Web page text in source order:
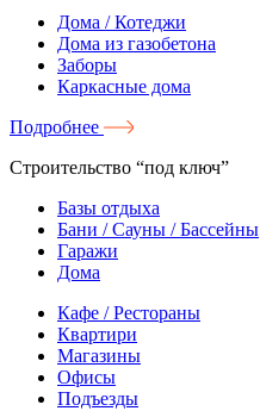
Дома / Котеджи
Дома из газобетона
Заборы
Каркасные дома
Подробнее
Строительство “под ключ”
Базы отдыха
Бани / Сауны / Бассейны
Гаражи
Дома
Кафе / Рестораны
Квартири
Магазины
Офисы
Подъезды